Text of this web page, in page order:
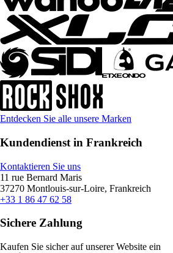
Entdecken Sie alle unsere Marken
Kundendienst in Frankreich
Kontaktieren Sie uns
11 rue Bernard Maris
37270 Montlouis-sur-Loire, Frankreich
+33 1 86 47 62 58
Sichere Zahlung
Kaufen Sie sicher auf unserer Website ein